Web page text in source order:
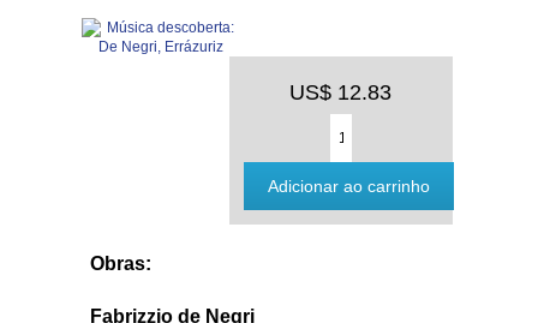
US$ 12.83
Obras:
Fabrizzio de Negri